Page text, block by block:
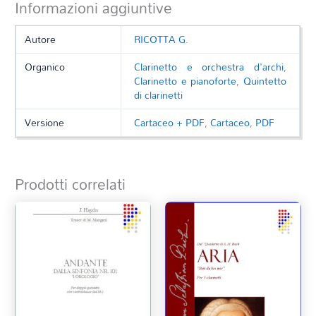
Homage to china cl e archi
Audio
Player 00:00
Informazioni aggiuntive
Autore
RICOTTA G.
Organico
Clarinetto e orchestra d'archi,
Clarinetto e pianoforte, Quintetto
di clarinetti
Versione
Cartaceo + PDF,Cartaceo, PDF
Prodotti correlati